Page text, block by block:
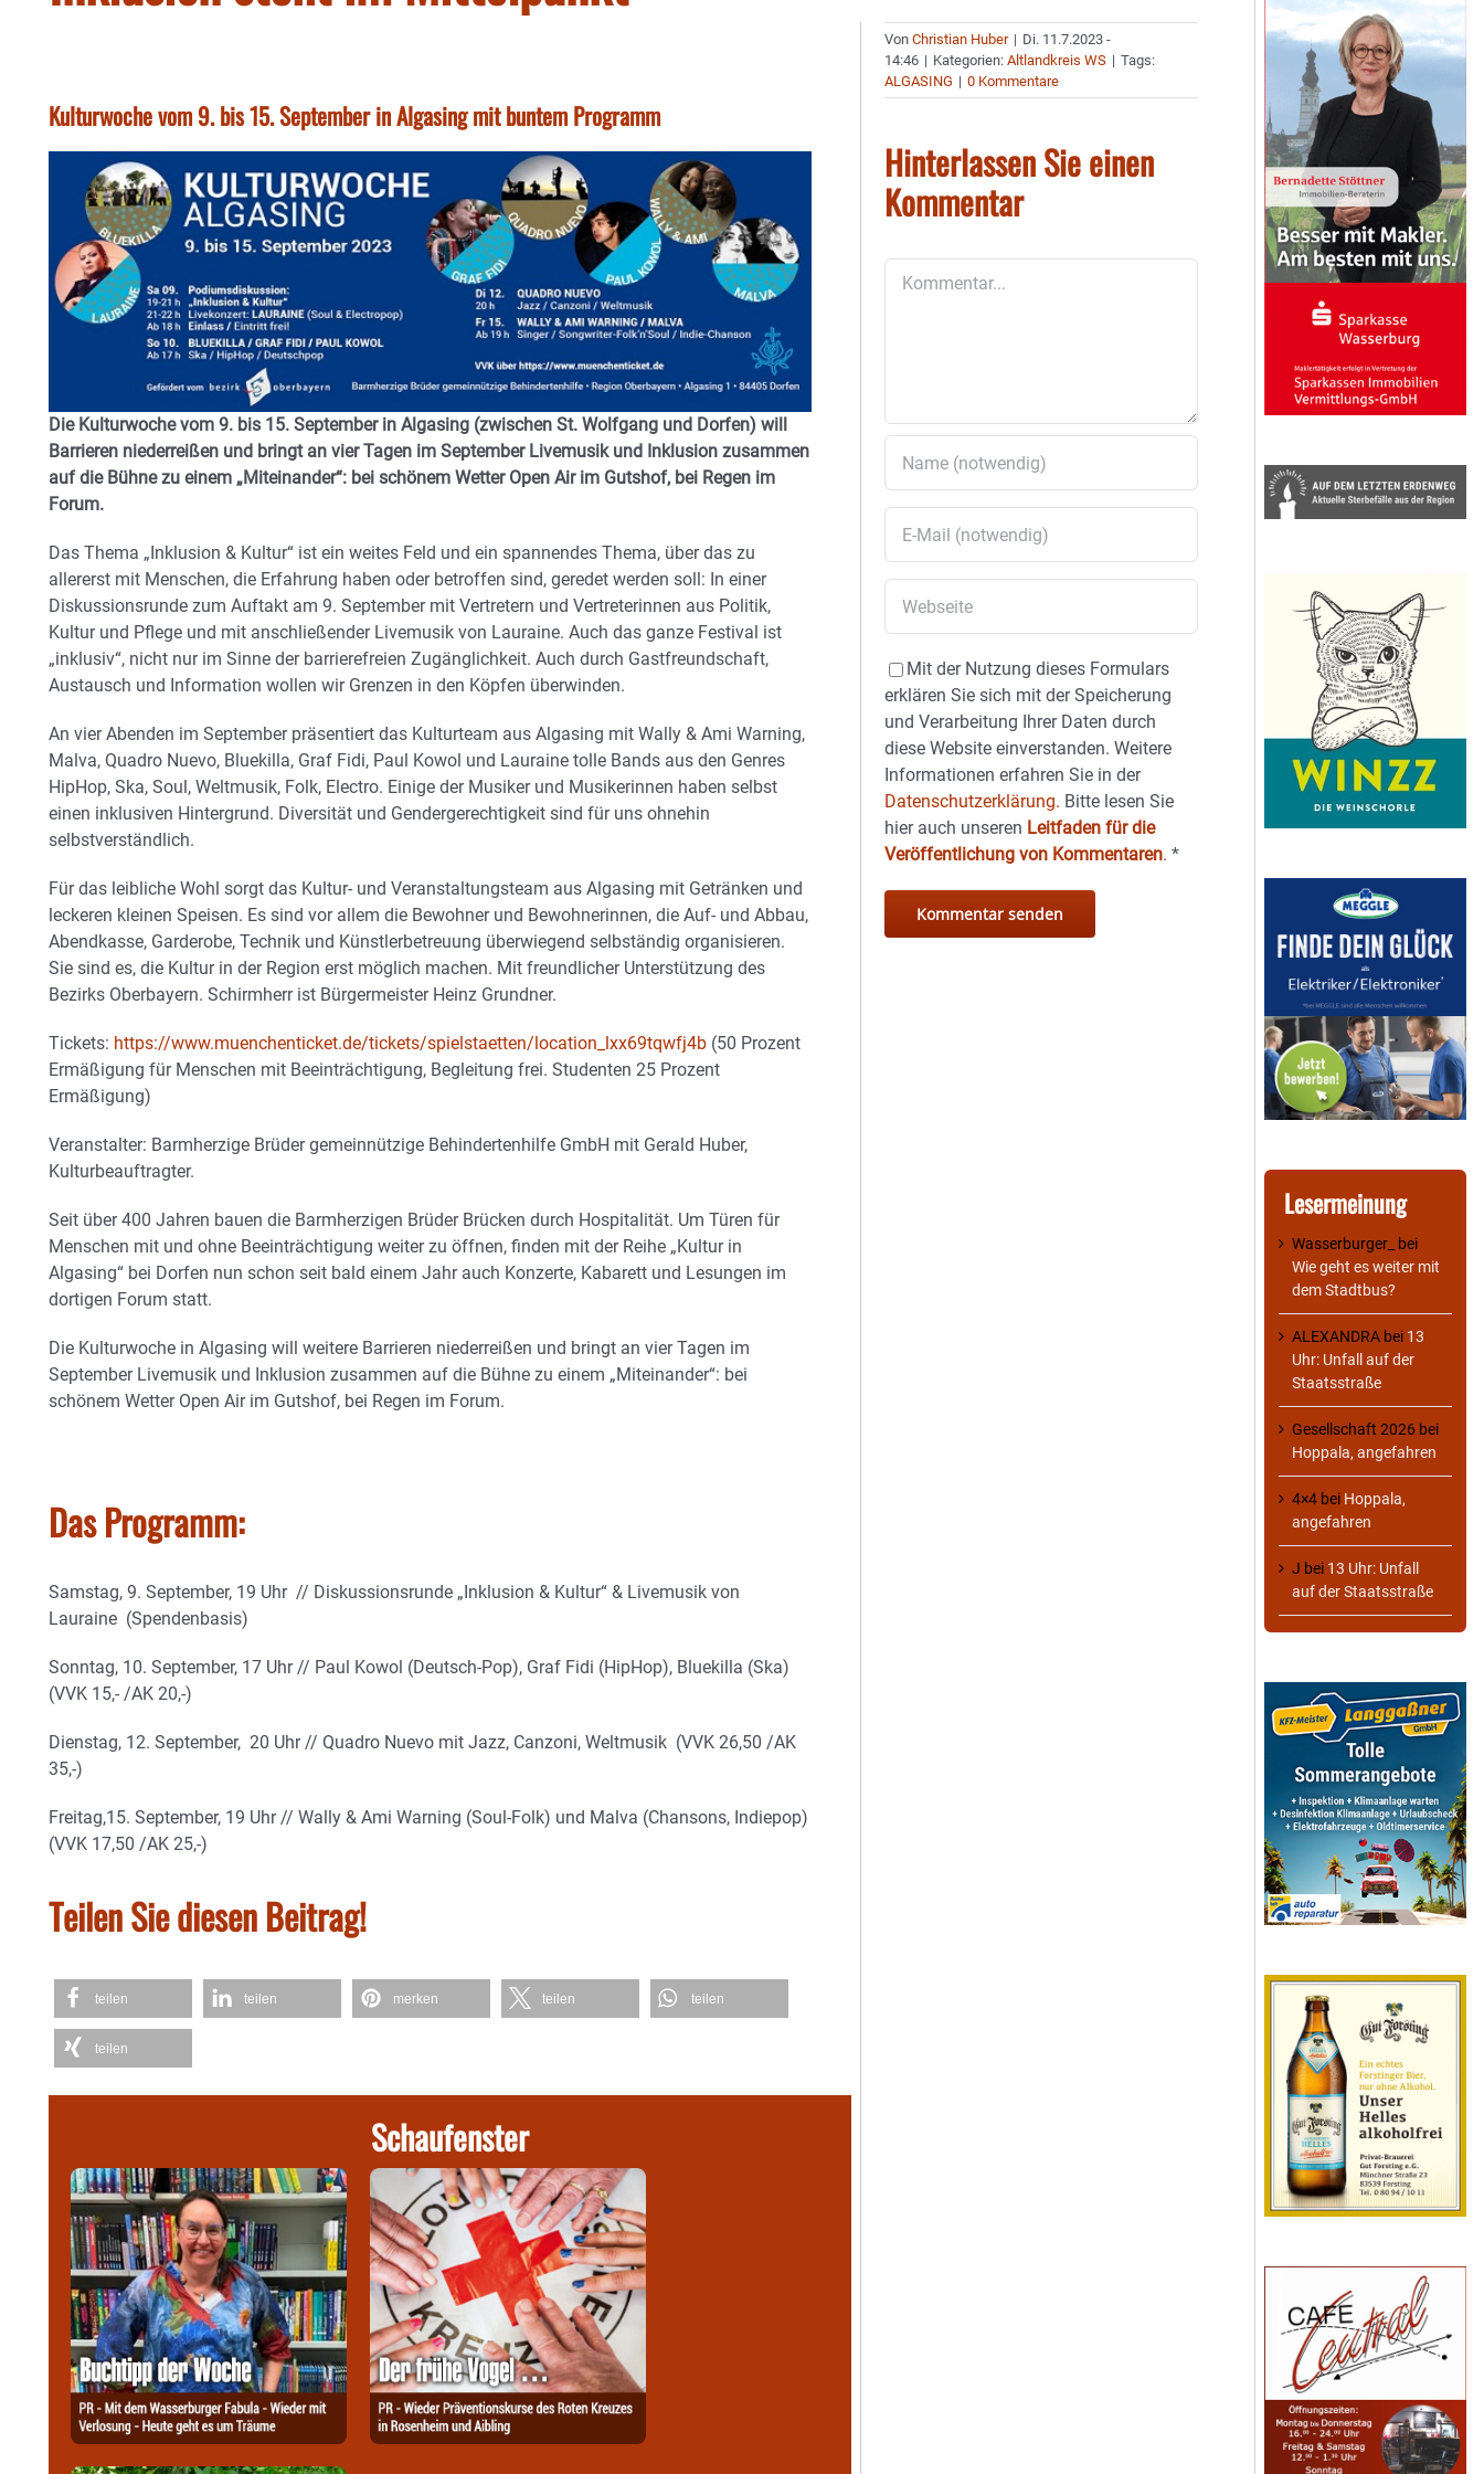
Kulturwoche vom 9. bis 15. September in Algasing mit buntem Programm
Die Kulturwoche vom 9. bis 15. September in Algasing (zwischen St. Wolfgang und Dorfen) will
Barrieren niederreißen und bringt an vier Tagen im September Livemusik und Inklusion zusammen
auf die Bühne zu einem „Miteinander“: bei schönem Wetter Open Air im Gutshof, bei Regen im
Forum.
Das Thema „Inklusion & Kultur“ ist ein weites Feld und ein spannendes Thema, über das zu
allererst mit Menschen, die Erfahrung haben oder betroffen sind, geredet werden soll: In einer
Diskussionsrunde zum Auftakt am 9. September mit Vertretern und Vertreterinnen aus Politik,
Kultur und Pflege und mit anschließender Livemusik von Lauraine. Auch das ganze Festival ist
„inklusiv“, nicht nur im Sinne der barrierefreien Zugänglichkeit. Auch durch Gastfreundschaft,
Austausch und Information wollen wir Grenzen in den Köpfen überwinden.
An vier Abenden im September präsentiert das Kulturteam aus Algasing mit Wally & Ami Warning,
Malva, Quadro Nuevo, Bluekilla, Graf Fidi, Paul Kowol und Lauraine tolle Bands aus den Genres
HipHop, Ska, Soul, Weltmusik, Folk, Electro. Einige der Musiker und Musikerinnen haben selbst
einen inklusiven Hintergrund. Diversität und Gendergerechtigkeit sind für uns ohnehin
selbstverständlich.
Für das leibliche Wohl sorgt das Kultur- und Veranstaltungsteam aus Algasing mit Getränken und
leckeren kleinen Speisen. Es sind vor allem die Bewohner und Bewohnerinnen, die Auf- und Abbau,
Abendkasse, Garderobe, Technik und Künstlerbetreuung überwiegend selbständig organisieren.
Sie sind es, die Kultur in der Region erst möglich machen. Mit freundlicher Unterstützung des
Bezirks Oberbayern. Schirmherr ist Bürgermeister Heinz Grundner.
Tickets: https://www.muenchenticket.de/tickets/spielstaetten/location_lxx69tqwfj4b (50 Prozent
Ermäßigung für Menschen mit Beeinträchtigung, Begleitung frei. Studenten 25 Prozent
Ermäßigung)
Veranstalter: Barmherzige Brüder gemeinnützige Behindertenhilfe GmbH mit Gerald Huber,
Kulturbeauftragter.
Seit über 400 Jahren bauen die Barmherzigen Brüder Brücken durch Hospitalität. Um Türen für
Menschen mit und ohne Beeinträchtigung weiter zu öffnen, finden mit der Reihe „Kultur in
Algasing“ bei Dorfen nun schon seit bald einem Jahr auch Konzerte, Kabarett und Lesungen im
dortigen Forum statt.
Die Kulturwoche in Algasing will weitere Barrieren niederreißen und bringt an vier Tagen im
September Livemusik und Inklusion zusammen auf die Bühne zu einem „Miteinander“: bei
schönem Wetter Open Air im Gutshof, bei Regen im Forum.
Das Programm:
Samstag, 9. September, 19 Uhr // Diskussionsrunde „Inklusion & Kultur“ & Livemusik von
Lauraine (Spendenbasis)
Sonntag, 10. September, 17 Uhr // Paul Kowol (Deutsch-Pop), Graf Fidi (HipHop), Bluekilla (Ska)
(VVK 15,- /AK 20,-)
Dienstag, 12. September, 20 Uhr // Quadro Nuevo mit Jazz, Canzoni, Weltmusik (VVK 26,50 /AK
35,-)
Freitag,15. September, 19 Uhr // Wally & Ami Warning (Soul-Folk) und Malva (Chansons, Indiepop)
(VVK 17,50 /AK 25,-)
Teilen Sie diesen Beitrag!
teilen teilen merken teilen teilen
teilen
Schaufenster
VonChristian Huber | Di. 11.7.2023 -
14:46 | Kategorien:Altlandkreis WS | Tags:
ALGASING | 0 Kommentare
Hinterlassen Sie einen
Kommentar
Mit der Nutzung dieses Formulars
erklären Sie sich mit der Speicherung
und Verarbeitung Ihrer Daten durch
diese Website einverstanden. Weitere
Informationen erfahren Sie in der
Datenschutzerklärung. Bitte lesen Sie
hier auch unseren Leitfaden für die
Veröffentlichung von Kommentaren.*
Lesermeinung
Wasserburger_
bei
Wie geht es weiter mit
dem Stadtbus?
ALEXANDRA bei 13
Uhr: Unfall auf der
Staatsstraße
Gesellschaft 2026 bei
Hoppala, angefahren
4×4 bei Hoppala,
angefahren
J bei 13 Uhr: Unfall
auf der Staatsstraße